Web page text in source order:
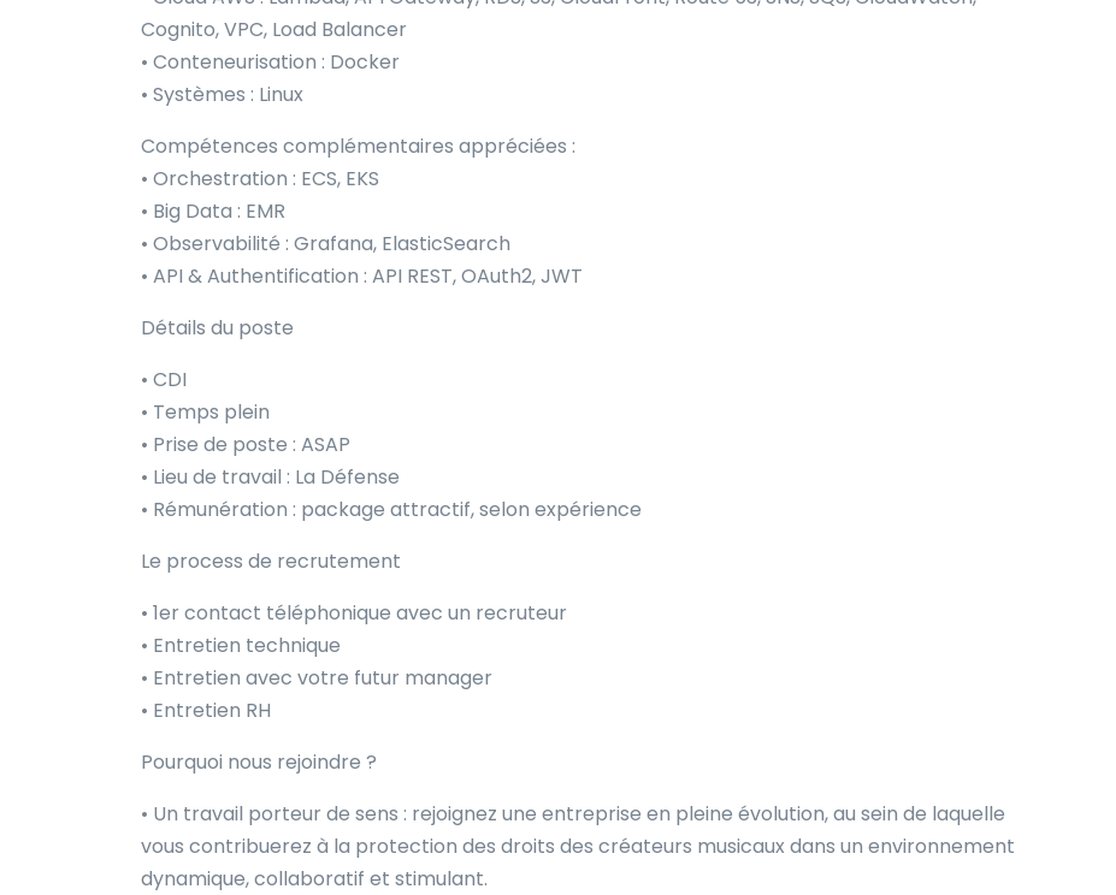
Cognito, VPC, Load Balancer
• Conteneurisation : Docker
• Systèmes : Linux
Compétences complémentaires appréciées :
• Orchestration : ECS, EKS
• Big Data : EMR
• Observabilité : Grafana, ElasticSearch
• API & Authentification : API REST, OAuth2, JWT
Détails du poste
• CDI
• Temps plein
• Prise de poste : ASAP
• Lieu de travail : La Défense
• Rémunération : package attractif, selon expérience
Le process de recrutement
• 1er contact téléphonique avec un recruteur
• Entretien technique
• Entretien avec votre futur manager
• Entretien RH
Pourquoi nous rejoindre ?
• Un travail porteur de sens : rejoignez une entreprise en pleine évolution, au sein de laquelle
vous contribuerez à la protection des droits des créateurs musicaux dans un environnement
dynamique, collaboratif et stimulant.